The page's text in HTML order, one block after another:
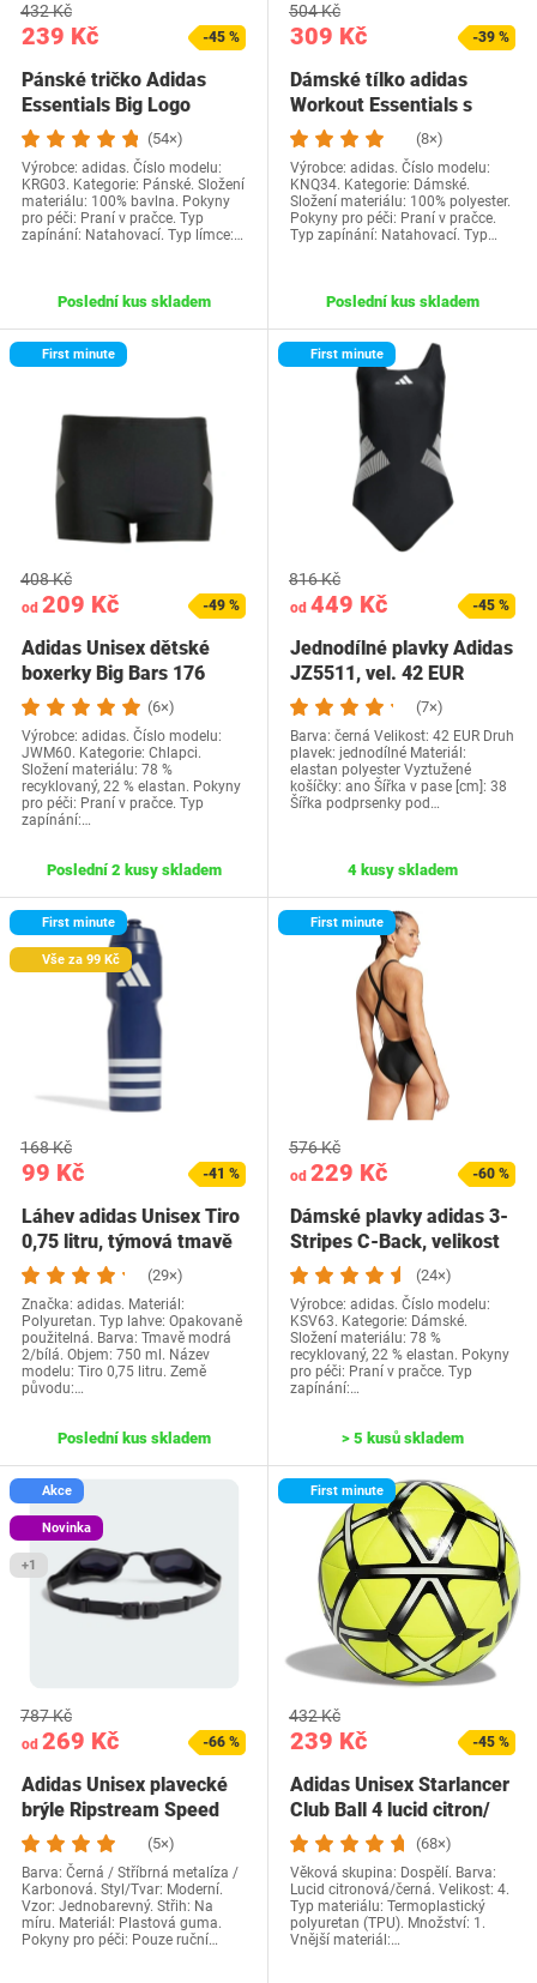
239 Kč
432 Kč
-45 %
Pánské tričko Adidas
Essentials Big Logo
Single Jersey Tee…
(54×)
Výrobce: adidas. Číslo modelu:
KRG03. Kategorie: Pánské. Složení
materiálu: 100% bavlna. Pokyny
pro péči: Praní v pračce. Typ
zapínání: Natahovací. Typ límce:…
Poslední kus skladem
309 Kč
504 Kč
-39 %
Dámské tílko adidas
Workout Essentials s
minimalistickým…
(8×)
Výrobce: adidas. Číslo modelu:
KNQ34. Kategorie: Dámské.
Složení materiálu: 100% polyester.
Pokyny pro péči: Praní v pračce.
Typ zapínání: Natahovací. Typ…
Poslední kus skladem
First minute
od 209 Kč
408 Kč
-49 %
Adidas Unisex dětské
boxerky Big Bars 176
černé
(6×)
Výrobce: adidas. Číslo modelu:
JWM60. Kategorie: Chlapci.
Složení materiálu: 78 %
recyklovaný, 22 % elastan. Pokyny
pro péči: Praní v pračce. Typ
zapínání:…
Poslední 2 kusy skladem
First minute
od 449 Kč
816 Kč
-45 %
Jednodílné plavky Adidas
JZ5511, vel. 42 EUR
(7×)
Barva: černá Velikost: 42 EUR Druh
plavek: jednodílné Materiál:
elastan polyester Vyztužené
košíčky: ano Šířka v pase [cm]: 38
Šířka podprsenky pod…
4 kusy skladem
First minute
Vše za 99 Kč
99 Kč
168 Kč
-41 %
Láhev adidas Unisex Tiro
0,75 litru, týmová tmavě
modrá…
(29×)
Značka: adidas. Materiál:
Polyuretan. Typ lahve: Opakovaně
použitelná. Barva: Tmavě modrá
2/bílá. Objem: 750 ml. Název
modelu: Tiro 0,75 litru. Země
původu:…
Poslední kus skladem
First minute
od 229 Kč
576 Kč
-60 %
Dámské plavky adidas 3-
Stripes C-Back, velikost
36, černá /…
(24×)
Výrobce: adidas. Číslo modelu:
KSV63. Kategorie: Dámské.
Složení materiálu: 78 %
recyklovaný, 22 % elastan. Pokyny
pro péči: Praní v pračce. Typ
zapínání:…
> 5 kusů skladem
Akce
Novinka
+1
od 269 Kč
787 Kč
-66 %
Adidas Unisex plavecké
brýle Ripstream Speed
plavecké brýle…(5×)
Barva: Černá / Stříbrná metalíza /
Karbonová. Styl/Tvar: Moderní.
Vzor: Jednobarevný. Střih: Na
míru. Materiál: Plastová guma.
Pokyny pro péči: Pouze ruční…
First minute
239 Kč
432 Kč
-45 %
Adidas Unisex Starlancer
Club Ball 4 lucid citron/
černý
(68×)
Věková skupina: Dospělí. Barva:
Lucid citronová/černá. Velikost: 4.
Typ materiálu: Termoplastický
polyuretan (TPU). Množství: 1.
Vnější materiál:…